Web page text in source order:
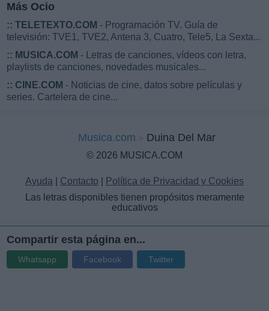
Más Ocio
:: TELETEXTO.COM - Programación TV. Guía de
televisión: TVE1, TVE2, Antena 3, Cuatro, Tele5, La Sexta...
:: MUSICA.COM - Letras de canciones, vídeos con letra,
playlists de canciones, novedades musicales...
:: CINE.COM - Noticias de cine, datos sobre películas y
series. Cartelera de cine...
Musica.com Duina Del Mar
© 2026 MUSICA.COM
Ayuda Contacto
Política de Privacidad y Cookies
Las letras disponibles tienen propósitos meramente
educativos
Compartir esta página en...
Whatsapp Facebook Twitter